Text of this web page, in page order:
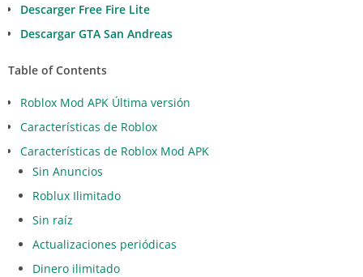
Descarger Free Fire Lite
Descargar GTA San Andreas
Table of Contents
Roblox Mod APK Última versión
Características de Roblox
Características de Roblox Mod APK
Sin Anuncios
Roblux Ilimitado
Sin raíz
Actualizaciones periódicas
Dinero ilimitado